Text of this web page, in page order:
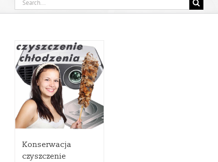
for:
Konserwacja
czyszczenie